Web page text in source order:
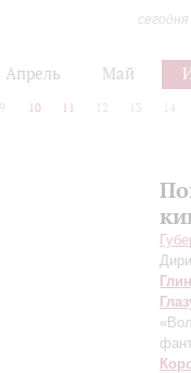
Апрель Май
9 10 11 12 13 14